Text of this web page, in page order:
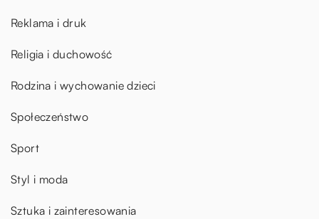
Reklama i druk
Religia i duchowość
Rodzina i wychowanie dzieci
Społeczeństwo
Sport
Styl i moda
Sztuka i zainteresowania